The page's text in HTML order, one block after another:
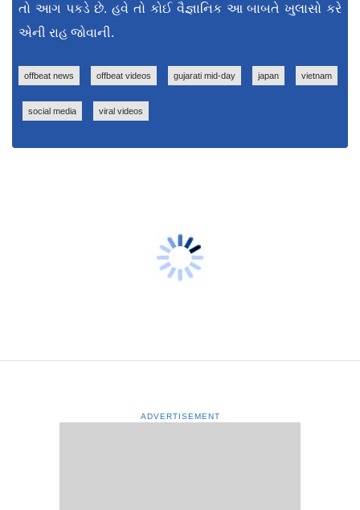
તો આગ પકડે છે. હવે તો કોઈ વૈજ્ઞાનિક આ બાબતે ખુલાસો કરે
એની રાહ જોવાની.
offbeat news offbeat videos gujarati mid-day japan vietnam
social media viral videos
ADVERTISEMENT